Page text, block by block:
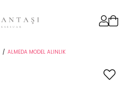
ALMEDA MODEL ALINLIK